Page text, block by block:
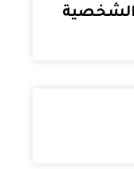
الشخصية